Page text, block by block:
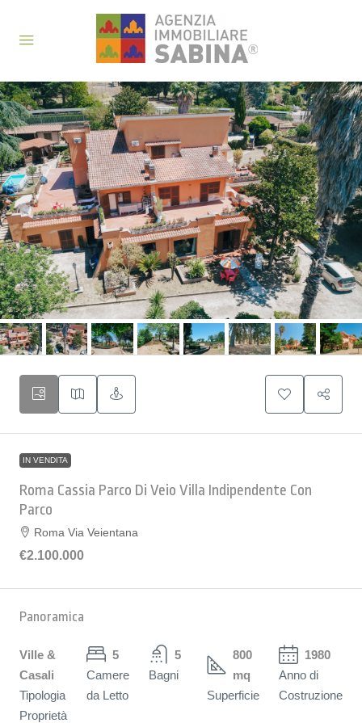
IN VENDITA
Roma Cassia Parco Di Veio Villa Indipendente Con
Parco
Roma Via Veientana
€2.100.000
Panoramica
Ville &
Casali
Tipologia
Proprietà
5
Camere
da Letto
5
Bagni
800
mq
Superficie
1980
Anno di
Costruzione